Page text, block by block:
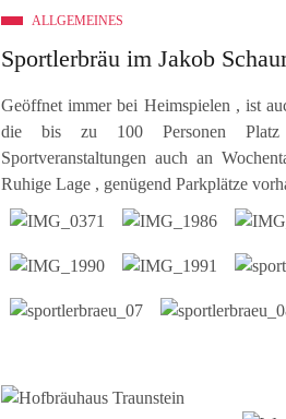
ALLGEMEINES
Sportlerbräu im Jakob
Geöffnet immer bei Heimspielen , ist
die bis zu 100 Personen
Sportveranstaltungen auch an
Ruhige Lage , genügend Parkplätze